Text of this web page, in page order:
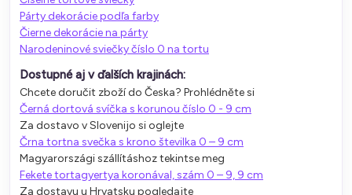
Párty dekorácie podľa farby
Čierne dekorácie na párty
Narodeninové sviečky číslo 0 na tortu
Dostupné aj v ďalších krajinách:
Chcete doručit zboží do Česka? Prohlédněte si
Černá dortová svíčka s korunou číslo 0 - 9 cm
Za dostavo v Slovenijo si oglejte
Črna tortna svečka s krono številka 0 – 9 cm
Magyarországi szállításhoz tekintse meg
Fekete tortagyertya koronával, szám 0 – 9, 9 cm
Za dostavu u Hrvatsku pogledajte